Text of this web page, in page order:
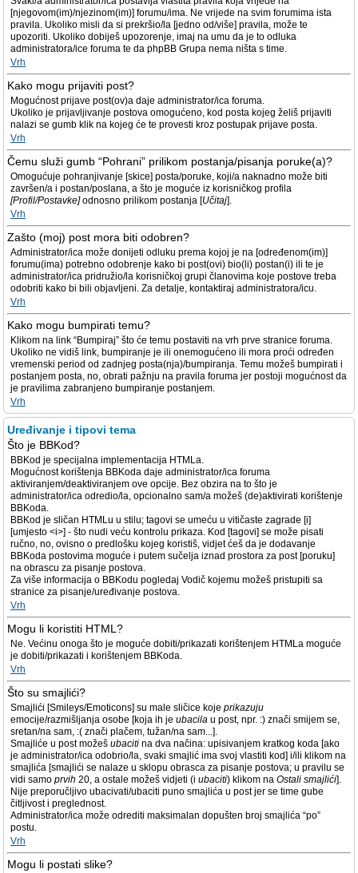
[njegovom(im)/njezinom(im)] forumu/ima. Ne vrijede na svim forumima ista
pravila. Ukoliko misli da si prekršio/la [jedno od/više] pravila, može te
upozoriti. Ukoliko dobiješ upozorenje, imaj na umu da je to odluka
administratora/ice foruma te da phpBB Grupa nema ništa s time.
Vrh
Kako mogu prijaviti post?
Mogućnost prijave post(ov)a daje administrator/ica foruma.
Ukoliko je prijavljivanje postova omogućeno, kod posta kojeg želiš prijaviti
nalazi se gumb klik na kojeg će te provesti kroz postupak prijave posta.
Vrh
Čemu služi gumb “Pohrani” prilikom postanja/pisanja poruke(a)?
Omogućuje pohranjivanje [skice] posta/poruke, koji/a naknadno može biti
završen/a i postan/poslana, a što je moguće iz korisničkog profila
[Profil/Postavke]odnosno prilikom postanja [Učitaj].
Vrh
Zašto (moj) post mora biti odobren?
Administrator/ica može donijeti odluku prema kojoj je na [određenom(im)]
forumu(ima) potrebno odobrenje kako bi post(ovi) bio(li) postan(i) ili te je
administrator/ica pridružio/la korisničkoj grupi članovima koje postove treba
odobriti kako bi bili objavljeni. Za detalje, kontaktiraj administratora/icu.
Vrh
Kako mogu bumpirati temu?
Klikom na link “Bumpiraj” što će temu postaviti na vrh prve stranice foruma.
Ukoliko ne vidiš link, bumpiranje je ili onemogućeno ili mora proći određen
vremenski period od zadnjeg posta(nja)/bumpiranja. Temu možeš bumpirati i
postanjem posta, no, obrati pažnju na pravila foruma jer postoji mogućnost da
je pravilima zabranjeno bumpiranje postanjem.
Vrh
Uređivanje i tipovi tema
Što je BBKod?
BBKod je specijalna implementacija HTMLa.
Mogućnost korištenja BBKoda daje administrator/ica foruma
aktiviranjem/deaktiviranjem ove opcije. Bez obzira na to što je
administrator/ica odredio/la, opcionalno sam/a možeš (de)aktivirati korištenje
BBKoda.
BBKod je sličan HTMLu u stilu; tagovi se umeću u vitičaste zagrade [i]
[umjesto <i>] - što nudi veću kontrolu prikaza. Kod [tagovi] se može pisati
ručno, no, ovisno o predlošku kojeg koristiš, vidjet ćeš da je dodavanje
BBKoda postovima moguće i putem sučelja iznad prostora za post [poruku]
na obrascu za pisanje postova.
Za više informacija o BBKodu pogledaj Vodič kojemu možeš pristupiti sa
stranice za pisanje/uređivanje postova.
Vrh
Mogu li koristiti HTML?
Ne. Većinu onoga što je moguće dobiti/prikazati korištenjem HTMLa moguće
je dobiti/prikazati i korištenjem BBKoda.
Vrh
Što su smajlići?
Smajlići [Smileys/Emoticons] su male sličice koje prikazuju
emocije/razmišljanja osobe [koja ih je ubacila u post, npr. :) znači smijem se,
sretan/na sam, :( znači plačem, tužan/na sam...].
Smajliće u post možeš ubaciti na dva načina: upisivanjem kratkog koda [ako
je administrator/ica odobrio/la, svaki smajlić ima svoj vlastiti kod] i/ili klikom na
smajlića [smajlići se nalaze u sklopu obrasca za pisanje postova; u pravilu se
vidi samo prvih 20, a ostale možeš vidjeti (i ubaciti) klikom na Ostali smajlići].
Nije preporučljivo ubacivati/ubaciti puno smajlića u post jer se time gube
čitljivost i preglednost.
Administrator/ica može odrediti maksimalan dopušten broj smajlića “po”
postu.
Vrh
Mogu li postati slike?